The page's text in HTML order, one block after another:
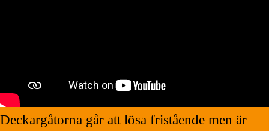
Deckargåtorna går att lösa fristående men är